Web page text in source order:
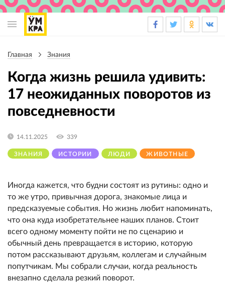
навигации
Главная Знания
Когда жизнь решила удивить:
17 неожиданных поворотов из
повседневности
ЗНАНИЯ ИСТОРИИ ЛЮДИ ЖИВОТНЫЕ
14.11.2025 339
Иногда кажется, что будни состоят из рутины: одно и
то же утро, привычная дорога, знакомые лица и
предсказуемые события. Но жизнь любит напоминать,
что она куда изобретательнее наших планов. Стоит
всего одному моменту пойти не по сценарию и
обычный день превращается в историю, которую
потом рассказывают друзьям, коллегам и случайным
попутчикам. Мы собрали случаи, когда реальность
внезапно сделала резкий поворот.